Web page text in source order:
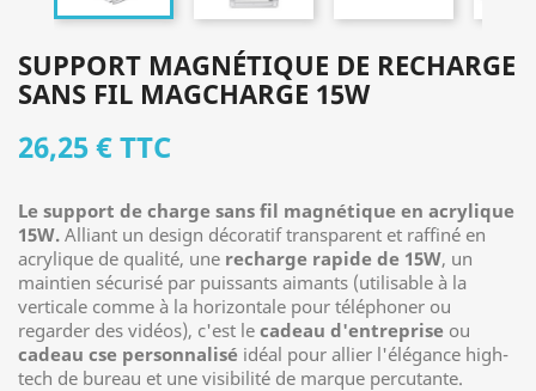
SUPPORT MAGNÉTIQUE DE RECHARGE
SANS FIL MAGCHARGE 15W
26,25 €TTC
Le support de charge sans fil magnétique en acrylique
15W. Alliant un design décoratif transparent et raffiné en
acrylique de qualité, une recharge rapide de 15W, un
maintien sécurisé par puissants aimants (utilisable à la
verticale comme à la horizontale pour téléphoner ou
regarder des vidéos), c'est le cadeau d'entreprise ou
cadeau cse personnalisé idéal pour allier l'élégance high-
tech de bureau et une visibilité de marque percutante.